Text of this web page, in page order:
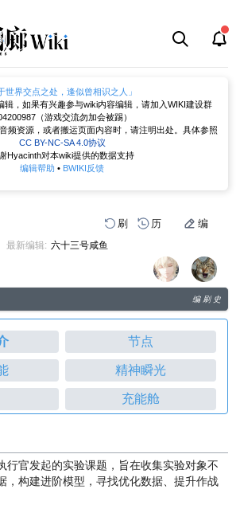
世界交点之处，逢似曾相识之人」
辑，如果有兴趣参与wiki内容编辑，请加入WIKI建设群
（游戏交流勿加会被踢）
频资源，或者搬运页面内容时，请注明出处。具体参照
CC BY-NC-SA 4.0协议
Hyacinth对本wiki提供的数据支持
编辑帮助 • BWIKI反馈
刷 历 编
最新编辑: 六十三号咸鱼
编 刷 史
节点
精神瞬光
充能舱
行官发起的实验课题，旨在收集实验对象不
，构建进阶模型，寻找优化数据、提升作战